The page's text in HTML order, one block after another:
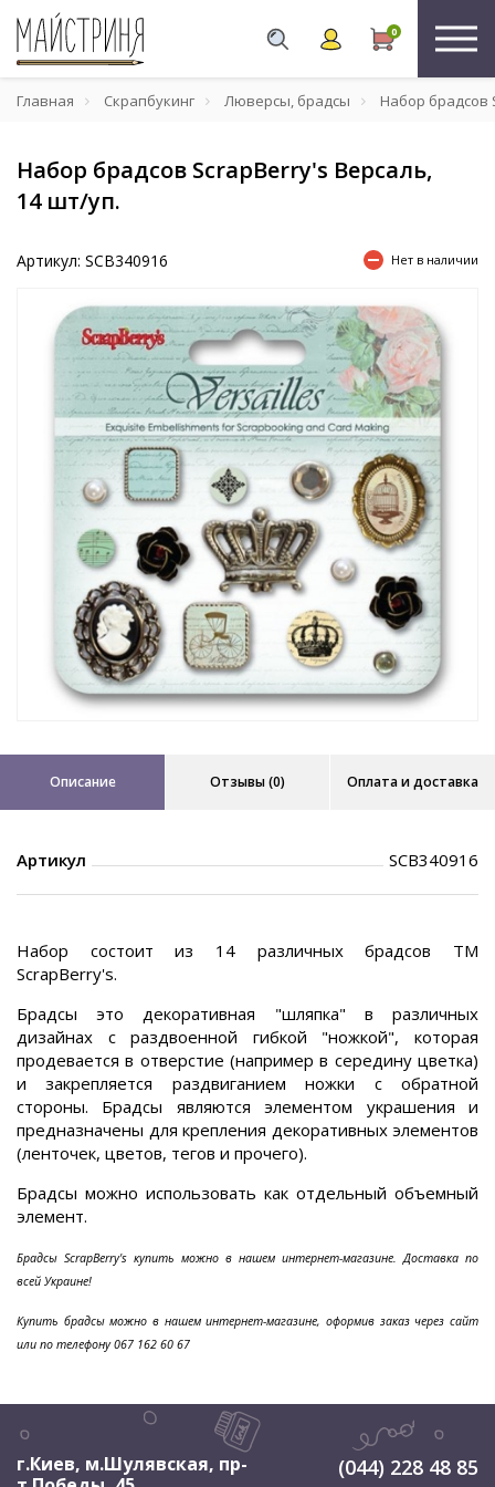
0
Главная Скрапбукинг Люверсы, брадсы Набор брадсов
Набор брадсов ScrapBerry's Версаль,
14 шт/уп.
Артикул: SCB340916 Нет в наличии
Описание Отзывы (0) Оплата и доставка
Артикул SCB340916
Набор состоит из 14 различных брадсов ТМ
ScrapBerry's.
Брадсы это декоративная "шляпка" в различных
дизайнах с раздвоенной гибкой "ножкой", которая
продевается в отверстие (например в середину цветка)
и закрепляется раздвиганием ножки с обратной
стороны. Брадсы являются элементом украшения и
предназначены для крепления декоративных элементов
(ленточек, цветов, тегов и прочего).
Брадсы можно использовать как отдельный объемный
элемент.
Брадсы ScrapBerry's купить можно в нашем интернет-магазине. Доставка по
всей Украине!
Купить брадсы можно в нашем интернет-магазине, оформив заказ через сайт
или по телефону 067 162 60 67
г.Киев, м.Шулявская, пр-
(044) 228 48 85